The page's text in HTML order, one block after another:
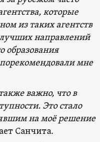
которые
из таких агентств
направлений
образования
мне
важно, что в
Это стало
на моё решение
Санчита.